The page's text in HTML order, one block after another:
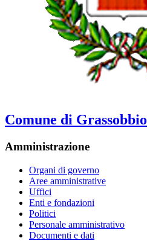
Comune di Grassobbio
Amministrazione
Organi di governo
Aree amministrative
Uffici
Enti e fondazioni
Politici
Personale amministrativo
Documenti e dati